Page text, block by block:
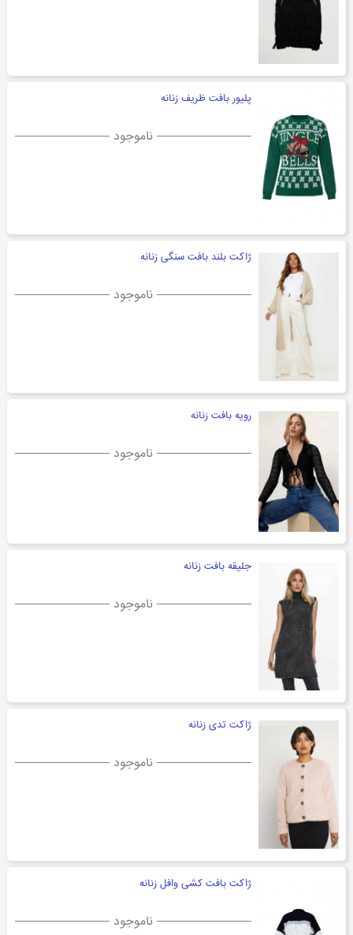
پلیور بافت ظریف زنانه
ناموجود
ژاکت بلند بافت سنگی زنانه
ناموجود
رویه بافت زنانه
ناموجود
جلیقه بافت زنانه
ناموجود
ژاکت تدی زنانه
ناموجود
ژاکت بافت کشی وافل زنانه
ناموجود